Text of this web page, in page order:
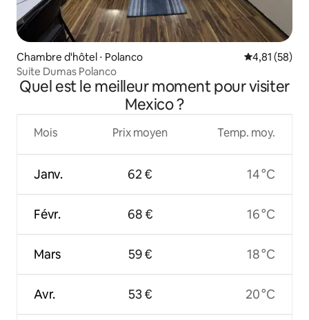
Chambre d'hôtel ⋅ Polanco Évaluation
4,81 (58)
Suite Dumas Polanco
Quel est le meilleur moment pour visiter
Mexico ?
Mois
Janv.
Févr.
Mars
Avr.
Prix moyen
62 €
68 €
59 €
53 €
Temp. moy.
14 °C
16 °C
18 °C
20 °C